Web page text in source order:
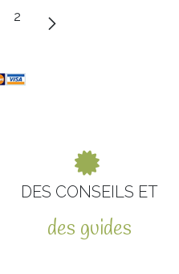
2
DES CONSEILS ET
des guides